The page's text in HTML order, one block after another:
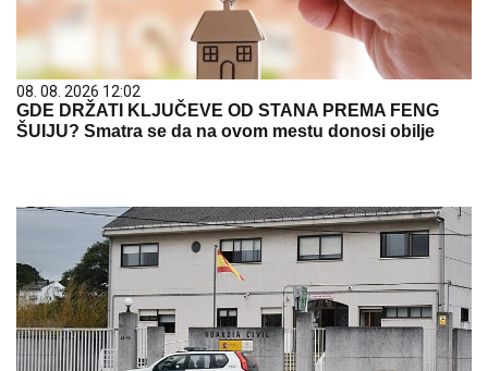
08. 08. 2026 12:02
GDE DRŽATI KLJUČEVE OD STANA PREMA FENG
ŠUIJU? Smatra se da na ovom mestu donosi obilje